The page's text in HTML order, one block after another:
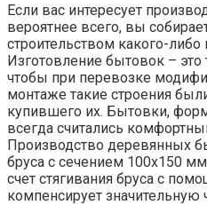
Если вас интересует
вероятнее всего, вы
строительством какого-либо
Изготовление бытовок –
чтобы при перевозке
монтаже такие строения
купившего их. Бытовки,
всегда считались
Производство деревянных
бруса с сечением 100х150
счет стягивания бруса с
компенсирует значительную